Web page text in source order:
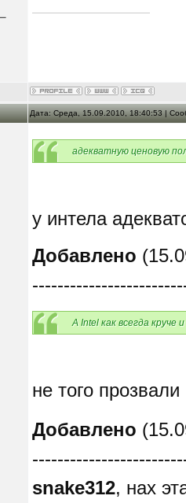
Дата: Среда, 15.09.2010, 18:40:53 |
адекватную ценовую
у интела
Добавлено
А Intel как всегда круче
не того
Добавлено
snake312, нах